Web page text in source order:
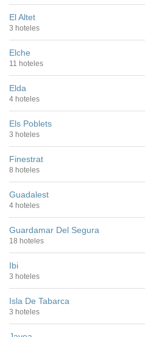
El Altet
3 hoteles
Elche
11 hoteles
Elda
4 hoteles
Els Poblets
3 hoteles
Finestrat
8 hoteles
Guadalest
4 hoteles
Guardamar Del Segura
18 hoteles
Ibi
3 hoteles
Isla De Tabarca
3 hoteles